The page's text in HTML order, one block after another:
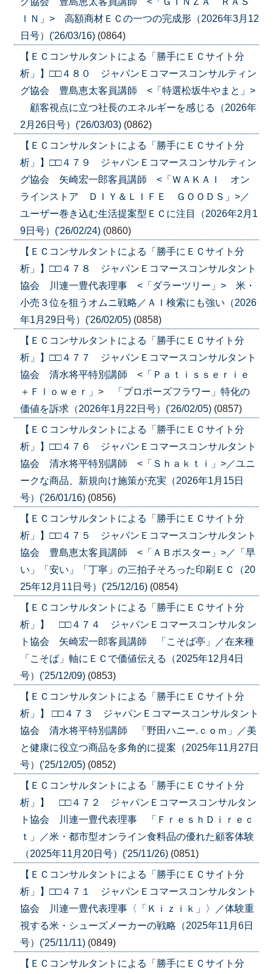
ＩＮ」> 高額商材ＥＣの一つの完成形（2026年3月12
日号）('26/03/16) (0864)
【ＥＣコンサルタントによる「勝手にＥＣサイト分
析」】□□４８０ ジャパンＥコマースコンサルティン
グ協会 豊島恵太客員講師 <「特選松坂牛やまと」>
顧客視点に立つ社長のエネルギーを感じる（2026年
2月26日号）('26/03/03) (0862)
【ＥＣコンサルタントによる「勝手にＥＣサイト分
析」】□□４７９ ジャパンＥコマースコンサルティン
グ協会 矢崎宏一郎客員講師 <「ＷＡＫＡＩ オン
ラインストア ＤＩＹ＆ＬＩＦＥ ＧＯＯＤＳ」>／
ユーザー巻き込む生活提案型ＥＣに注目（2026年2月1
9日号）('26/02/24) (0860)
【ＥＣコンサルタントによる「勝手にＥＣサイト分
析」】□□４７８ ジャパンＥコマースコンサルタント
協会 川連一豊代表理事 <「ダラーツリー」> 米・
小売３位を狙うオムニ戦略／ＡＩ検索にも強い（2026
年1月29日号）('26/02/05) (0858)
【ＥＣコンサルタントによる「勝手にＥＣサイト分
析」】□□４７７ ジャパンＥコマースコンサルタント
協会 清水将平特別講師 <「Ｐａｔｉｓｓｅｒｉｅ
＋Ｆｌｏｗｅｒ」> 「プロポーズフラワー」特化の
価値を訴求（2026年1月22日号）('26/02/05) (0857)
【ＥＣコンサルタントによる「勝手にＥＣサイト分
析」】□□４７６ ジャパンＥコマースコンサルタント
協会 清水将平特別講師 <「Ｓｈａｋｔｉ」>／ユニ
ークな商品、新規向け施策が充実（2026年1月15日
号）('26/01/16) (0856)
【ＥＣコンサルタントによる「勝手にＥＣサイト分
析」】□□４７５ ジャパンＥコマースコンサルタント
協会 豊島恵太客員講師 <「ＡＢポスター」>／「早
い」「安い」「丁寧」の三拍子そろった印刷ＥＣ（20
25年12月11日号）('25/12/16) (0854)
【ＥＣコンサルタントによる「勝手にＥＣサイト分
析」】 □□４７４ ジャパンＥコマースコンサルタン
ト協会 矢崎宏一郎客員講師 「こそば亭」／在来種
「こそば」軸にＥＣで価値伝える（2025年12月4日
号）('25/12/09) (0853)
【ＥＣコンサルタントによる「勝手にＥＣサイト分
析」】 □□４７３ ジャパンＥコマースコンサルタント
協会 清水将平特別講師 「野田ハニー.ｃｏｍ」／美
と健康に役立つ商品を多角的に提案（2025年11月27日
号）('25/12/05) (0852)
【ＥＣコンサルタントによる「勝手にＥＣサイト分
析」】 □□４７２ ジャパンＥコマースコンサルタン
ト協会 川連一豊代表理事 「ＦｒｅｓｈＤｉｒｅｃ
ｔ」／米・都市型オンライン食料品の優れた顧客体験
（2025年11月20日号）('25/11/26) (0851)
【ＥＣコンサルタントによる「勝手にＥＣサイト分
析」】□□４７１ ジャパンＥコマースコンサルタント
協会 川連一豊代表理事〈「Ｋｉｚｉｋ」〉／体験重
視する米・シューズメーカーの戦略（2025年11月6日
号）('25/11/11) (0849)
【ＥＣコンサルタントによる「勝手にＥＣサイト分